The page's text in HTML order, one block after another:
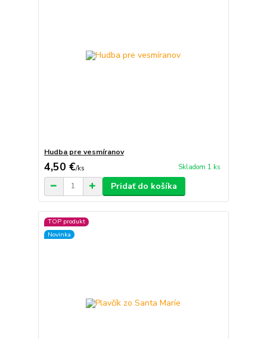
Hudba pre vesmíranov
4,50 €/ks Skladom 1 ks
Pridať do košíka
TOP produkt
Novinka